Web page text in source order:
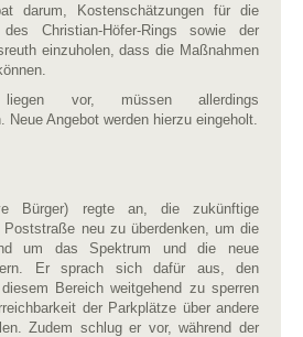
darum, Kostenschätzungen für die
des Christian-Höfer-Rings sowie der
einzuholen, dass die Maßnahmen
liegen vor, müssen allerdings
Neue Angebot werden hierzu eingeholt.
Bürger) regte an, die zukünftige
Poststraße neu zu überdenken, um die
um das Spektrum und die neue
Er sprach sich dafür aus, den
Bereich weitgehend zu sperren
der Parkplätze über andere
Zudem schlug er vor, während der